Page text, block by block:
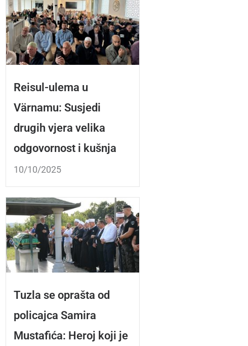
Reisul-ulema u
Värnamu: Susjedi
drugih vjera velika
odgovornost i kušnja
10/10/2025
Tuzla se oprašta od
policajca Samira
Mustafića: Heroj koji je